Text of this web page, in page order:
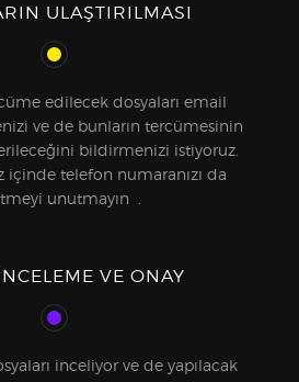
ULAŞTIRILMASI
edilecek dosyaları email
ve de bunların tercümesinin
bildirmenizi istiyoruz.
içinde telefon numaranızı da
unutmayın .
VE ONAY
inceliyor ve de yapılacak